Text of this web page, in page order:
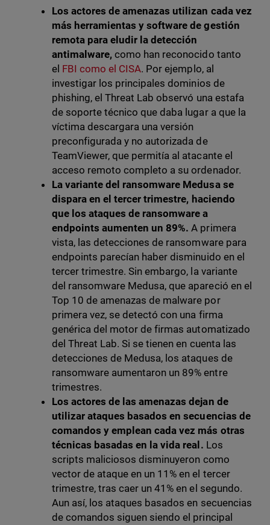
Los actores de amenazas utilizan cada vez
más herramientas y software de gestión
remota para eludir la detección
antimalware, como han reconocido tanto
el FBI como el CISA. Por ejemplo, al
investigar los principales dominios de
phishing, el Threat Lab observó una estafa
de soporte técnico que daba lugar a que la
víctima descargara una versión
preconfigurada y no autorizada de
TeamViewer, que permitía al atacante el
acceso remoto completo a su ordenador.
La variante del ransomware Medusa se
dispara en el tercer trimestre, haciendo
que los ataques de ransomware a
endpoints aumenten un 89%. A primera
vista, las detecciones de ransomware para
endpoints parecían haber disminuido en el
tercer trimestre. Sin embargo, la variante
del ransomware Medusa, que apareció en el
Top 10 de amenazas de malware por
primera vez, se detectó con una firma
genérica del motor de firmas automatizado
del Threat Lab. Si se tienen en cuenta las
detecciones de Medusa, los ataques de
ransomware aumentaron un 89% entre
trimestres.
Los actores de las amenazas dejan de
utilizar ataques basados en secuencias de
comandos y emplean cada vez más otras
técnicas basadas en la vida real. Los
scripts maliciosos disminuyeron como
vector de ataque en un 11% en el tercer
trimestre, tras caer un 41% en el segundo.
Aun así, los ataques basados en secuencias
de comandos siguen siendo el principal